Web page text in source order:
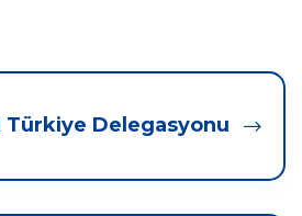
Delegasyonu